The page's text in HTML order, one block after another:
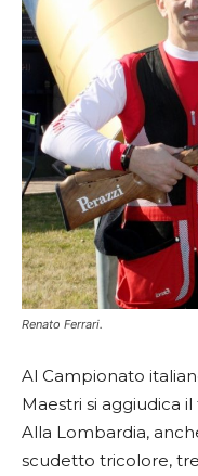
Renato Ferrari.
Al Campionato
Maestri si aggiudica
Alla Lombardia,
scudetto tricolore,